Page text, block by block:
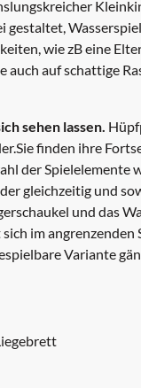
gestaltet,
wie zB eine
auch auf schattige
sehen lassen.
finden ihre
der Spielelemente
gleichzeitig und
und das
im angrenzenden
Variante